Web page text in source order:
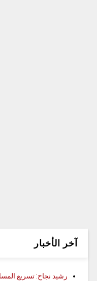
آخر الأخبار
رشيد نجاح: تسريع